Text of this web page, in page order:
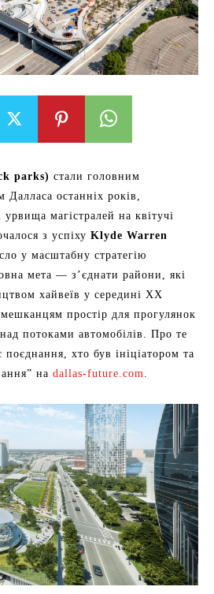
parks) стали головним
Далласа останніх років,
магістралей на квітучі
з успіху Klyde Warren
у масштабну стратегію
мета — з’єднати райони, які
хайвеїв у середині XX
простір для прогулянок
потоками автомобілів. Про те
поєднання, хто був ініціатором та
на dallas-future.com.